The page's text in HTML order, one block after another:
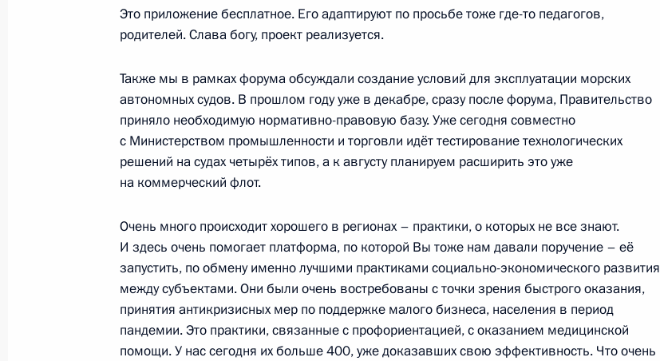
проезда к месту отдыха для пенсионеров, проживающих
в районах Крайнего Севера и приравненных к ним местностях
Внесено изменение в статью 13 закона о полиции
30 декабря 2020 года, 09:35
Внесены изменения в законодательство в части оказания
помощи лицам, находящимся в состоянии алкогольного,
наркотического или иного токсического опьянения
30 декабря 2020 года, 09:30
Это приложение бесплатное. Его адаптируют по просьбе тоже где-то педагогов,
родителей. Слава богу, проект реализуется.
Также мы в рамках форума обсуждали создание условий для эксплуатации морских
автономных судов. В прошлом году уже в декабре, сразу после форума, Правительство
приняло необходимую нормативно-правовую базу. Уже сегодня совместно
с Министерством промышленности и торговли идёт тестирование технологических
решений на судах четырёх типов, а к августу планируем расширить это уже
на коммерческий флот.
Очень много происходит хорошего в регионах – практики, о которых не все знают.
И здесь очень помогает платформа, по которой Вы тоже нам давали поручение – её
запустить, по обмену именно лучшими практиками социально-экономического развития
между субъектами. Они были очень востребованы с точки зрения быстрого оказания,
принятия антикризисных мер по поддержке малого бизнеса, населения в период
пандемии. Это практики, связанные с профориентацией, с оказанием медицинской
помощи. У нас сегодня их больше 400, уже доказавших свою эффективность. Что очень